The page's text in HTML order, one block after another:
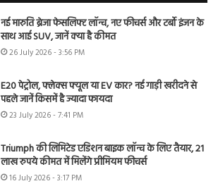
नई मारुति ब्रेजा फेसलिफ्ट लॉन्च, नए फीचर्स और टर्बो इंजन के
साथ आई SUV, जानें क्या है कीमत
26 July 2026 - 3:56 PM
E20 पेट्रोल, फ्लेक्स फ्यूल या EV कार? नई गाड़ी खरीदने से
पहले जानें किसमें है ज्यादा फायदा
23 July 2026 - 7:41 PM
Triumph की लिमिटेड एडिशन बाइक लॉन्च के लिए तैयार, 21
लाख रुपये कीमत में मिलेंगे प्रीमियम फीचर्स
16 July 2026 - 3:17 PM